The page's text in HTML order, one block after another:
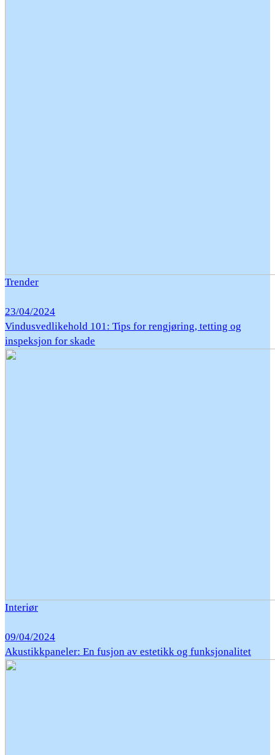
Trender
23/04/2024
Vindusvedlikehold 101: Tips for rengjøring, tetting og
inspeksjon for skade
Interiør
09/04/2024
Akustikkpaneler: En fusjon av estetikk og funksjonalitet